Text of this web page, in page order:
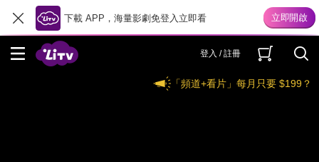
下載 APP，海量影劇免登入立即看
登入 / 註冊
「頻道+看片」每月只要 $199？